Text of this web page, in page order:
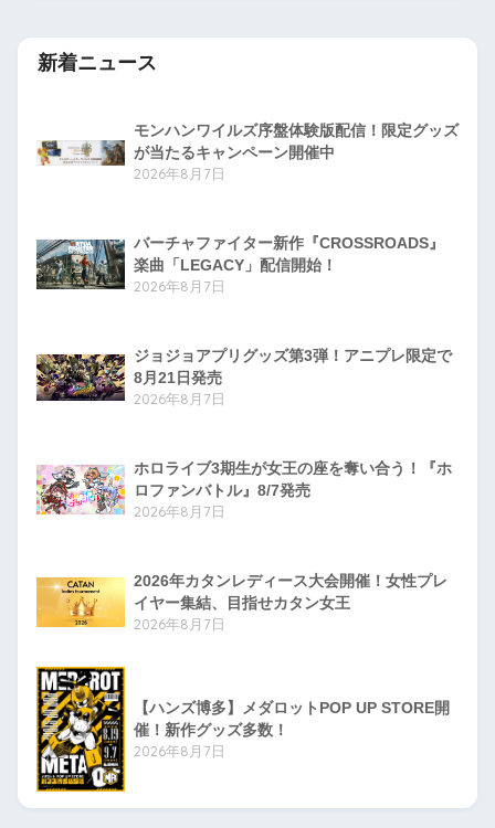
新着ニュース
モンハンワイルズ序盤体験版配信！限定グッズ
が当たるキャンペーン開催中
2026年8月7日
バーチャファイター新作『CROSSROADS』
楽曲「LEGACY」配信開始！
2026年8月7日
ジョジョアプリグッズ第3弾！アニプレ限定で
8月21日発売
2026年8月7日
ホロライブ3期生が女王の座を奪い合う！『ホ
ロファンバトル』8/7発売
2026年8月7日
2026年カタンレディース大会開催！女性プレ
イヤー集結、目指せカタン女王
2026年8月7日
【ハンズ博多】メダロットPOP UP STORE開
催！新作グッズ多数！
2026年8月7日